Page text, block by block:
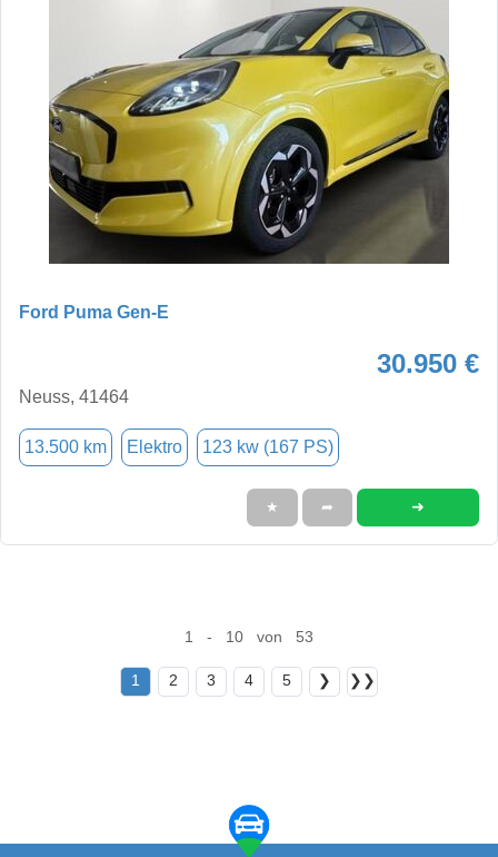
Ford Puma Gen-E
30.950 €
Neuss, 41464
13.500 km Elektro 123 kw (167 PS)
★ ➦ ➜
1 - 10 von 53
1 2 3 4 5 ❯ ❯❯